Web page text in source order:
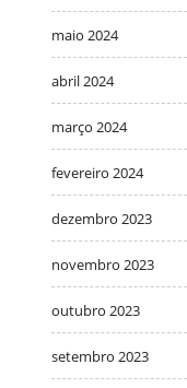
maio 2024
abril 2024
março 2024
fevereiro 2024
dezembro 2023
novembro 2023
outubro 2023
setembro 2023